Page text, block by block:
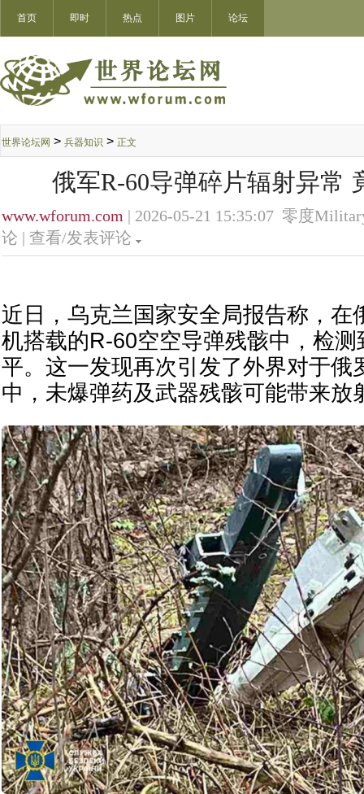
首页 即时 热点 图片 论坛
世界论坛网 > 兵器知识 > 正文
俄军R-60导弹碎片辐射异常
www.wforum.com | 2026-05-21 15:35:07 零度
论 | 查看/发表评论
近日，乌克兰国家安全局报告称，在
机搭载的R-60空空导弹残骸中，检
平。这一发现再次引发了外界对于俄
中，未爆弹药及武器残骸可能带来放